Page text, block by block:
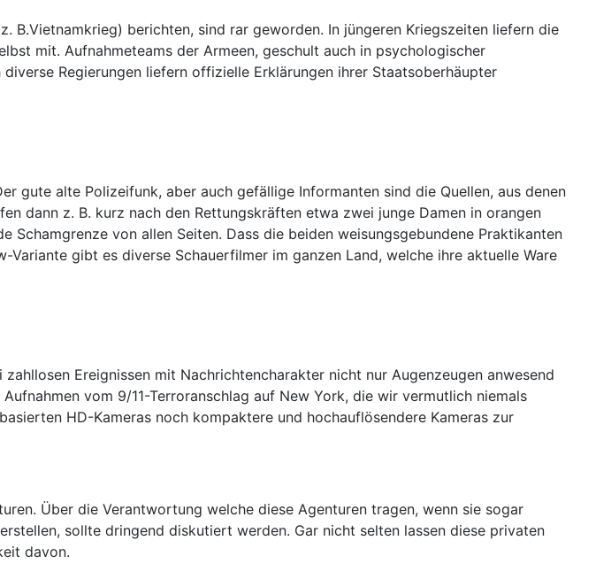
B.Vietnamkrieg) berichten, sind rar geworden. In jüngeren Kriegszeiten liefern die
mit. Aufnahmeteams der Armeen, geschult auch in psychologischer
Regierungen liefern offizielle Erklärungen ihrer Staatsoberhäupter
gute alte Polizeifunk, aber auch gefällige Informanten sind die Quellen, aus denen
dann z. B. kurz nach den Rettungskräften etwa zwei junge Damen in orangen
von allen Seiten. Dass die beiden weisungsgebundene Praktikanten
gibt es diverse Schauerfilmer im ganzen Land, welche ihre aktuelle Ware
Ereignissen mit Nachrichtencharakter nicht nur Augenzeugen anwesend
vom 9/11-Terroranschlag auf New York, die wir vermutlich niemals
HD-Kameras noch kompaktere und hochauflösendere Kameras zur
Über die Verantwortung welche diese Agenturen tragen, wenn sie sogar
sollte dringend diskutiert werden. Gar nicht selten lassen diese privaten
davon.